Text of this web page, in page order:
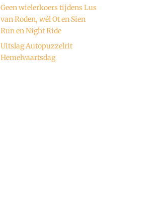
Geen wielerkoers tijdens Lus
van Roden, wél Ot en Sien
Run en Night Ride
Uitslag Autopuzzelrit
Hemelvaartsdag